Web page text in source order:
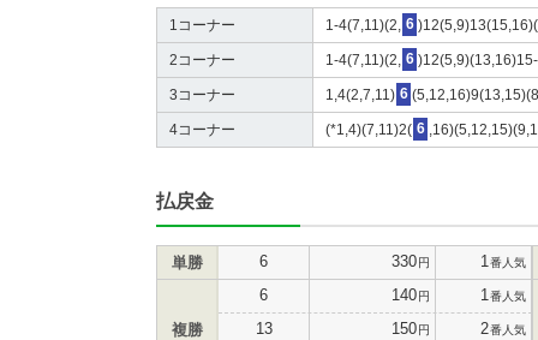
1コーナー 1-4(7,11)(2, 6
2コーナー 1-4(7,11)(2, 6
3コーナー 1,4(2,7,11) 6
4コーナー (*1,4)(7,11)2( 6
払戻金
単勝 6 330円 1 番人気
複勝
6 140円 1 番人気
13 150円 2番人気